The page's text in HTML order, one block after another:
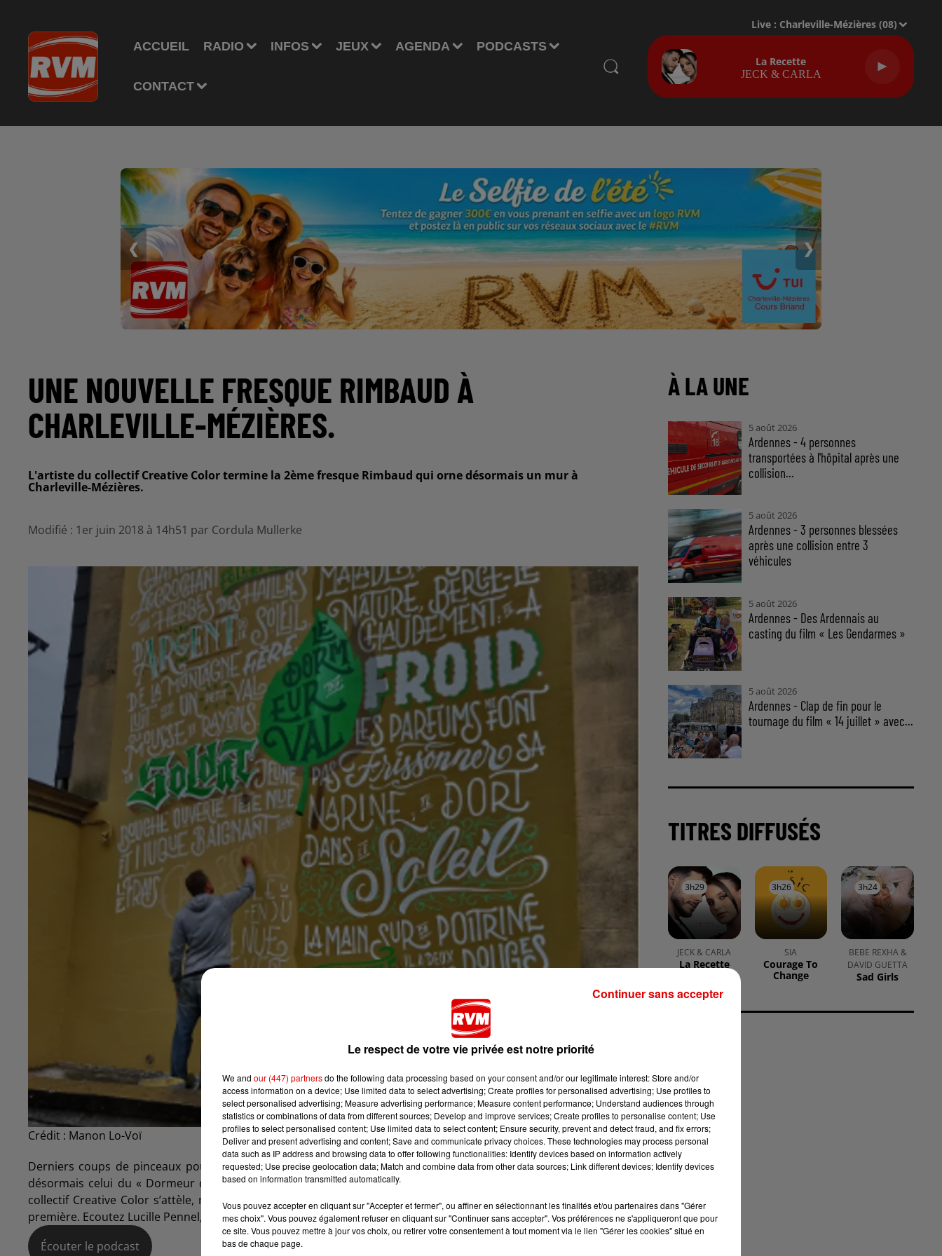
ACCUEIL RADIO INFOS JEUX AGENDA PODCASTS
CONTACT
Live : Charleville-Mézières (08)
La Recette
JECK & CARLA
❮ ❯
UNE NOUVELLE FRESQUE RIMBAUD À
CHARLEVILLE-MÉZIÈRES.
L'artiste du collectif Creative Color termine la 2ème fresque Rimbaud qui orne désormais un mur à
Charleville-Mézières.
Modifié : 1er juin 2018 à 14h51 par Cordula Mullerke
Crédit : Manon Lo-Voï
Derniers coups de pinceaux pour la deuxième fresque du parcours Rimbaud. Après le poème « Ophélie », c’est
désormais celui du « Dormeur du val » qui s’affiche en grand sur un mur de Charleville-Mézières. Un artiste du
collectif Creative Color s’attèle, malgré la pluie, à peindre cette nouvelle fresque qui va être bien différente de la
première. Ecoutez Lucille Pennel, directrice du Musée Rimbaud, au micro de Manon Lo-voï.
Écouter le podcast
À LA UNE
5 août 2026
Ardennes - 4 personnes
transportées à l'hôpital après une
collision...
5 août 2026
Ardennes - 3 personnes blessées
après une collision entre 3
véhicules
5 août 2026
Ardennes - Des Ardennais au
casting du film « Les Gendarmes »
5 août 2026
Ardennes - Clap de fin pour le
tournage du film « 14 juillet » avec...
TITRES DIFFUSÉS
3h29
3h29
JECK & CARLA
La Recette
3h26
3h26
SIA
Courage To
Change
3h24
3h24
BEBE REXHA &
DAVID GUETTA
Sad Girls
Le respect de votre vie privée est notre priorité
We and our (447) partnersdo the following data processing based on your consent and/or our legitimate interest: Store and/or
access information on a device; Use limited data to select advertising; Create profiles for personalised advertising; Use profiles to
select personalised advertising; Measure advertising performance; Measure content performance; Understand audiences through
statistics or combinations of data from different sources; Develop and improve services; Create profiles to personalise content; Use
profiles to select personalised content; Use limited data to select content; Ensure security, prevent and detect fraud, and fix errors;
Deliver and present advertising and content; Save and communicate privacy choices. These technologies may process personal
data such as IP address and browsing data to offer following functionalities: Identify devices based on information actively
requested; Use precise geolocation data; Match and combine data from other data sources; Link different devices; Identify devices
based on information transmitted automatically.
Vous pouvez accepter en cliquant sur "Accepter et fermer", ou affiner en sélectionnant les finalités et/ou partenaires dans "Gérer
mes choix". Vous pouvez également refuser en cliquant sur "Continuer sans accepter". Vos préférences ne s'appliqueront que pour
ce site. Vous pouvez mettre à jour vos choix, ou retirer votre consentement à tout moment via le lien "Gérer les cookies" situé en
bas de chaque page.
Continuer sans accepter